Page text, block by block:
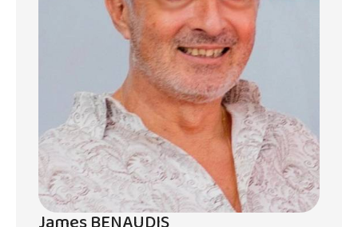
avec la mer, à seulement 300 mètres de la
Résidence sécurisée (RES), offrant
tranquillité d'esprit et sécurité pour les
résidents et les visiteurs.
▪️ Accessibilité :
Accès facile pour les étrangers, ce qui en fait
un excellent choix pour les investisseurs
internationaux ou ceux qui cherchent une